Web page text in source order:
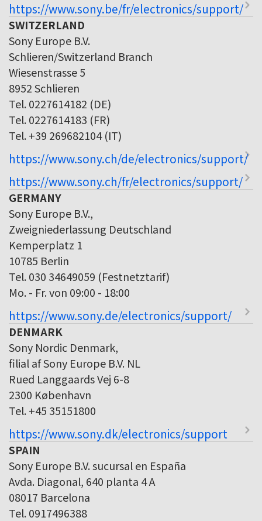
https://www.sony.be/fr/electronics/support/
SWITZERLAND
Sony Europe B.V.
Schlieren/Switzerland Branch
Wiesenstrasse 5
8952 Schlieren
Tel. 0227614182 (DE)
Tel. 0227614183 (FR)
Tel. +39 269682104 (IT)
https://www.sony.ch/de/electronics/support/
https://www.sony.ch/fr/electronics/support/
GERMANY
Sony Europe B.V.,
Zweigniederlassung Deutschland
Kemperplatz 1
10785 Berlin
Tel. 030 34649059 (Festnetztarif)
Mo. - Fr. von 09:00 - 18:00
https://www.sony.de/electronics/support/
DENMARK
Sony Nordic Denmark,
filial af Sony Europe B.V. NL
Rued Langgaards Vej 6-8
2300 København
Tel. +45 35151800
https://www.sony.dk/electronics/support
SPAIN
Sony Europe B.V. sucursal en España
Avda. Diagonal, 640 planta 4 A
08017 Barcelona
Tel. 0917496388